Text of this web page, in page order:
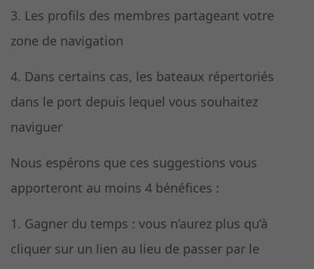
3. Les profils des membres partageant votre
zone de navigation
4. Dans certains cas, les bateaux répertoriés
dans le port depuis lequel vous souhaitez
naviguer
Nous espérons que ces suggestions vous
apporteront au moins 4 bénéfices :
1. Gagner du temps : vous n’aurez plus qu’à
cliquer sur un lien au lieu de passer par le